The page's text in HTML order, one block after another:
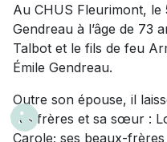
Au CHUS Fleurimont, le
Gendreau à l’âge de 73
Talbot et le fils de feu
Émile Gendreau.
Outre son épouse, il
ses frères et sa sœur :
Carole; ses beaux-